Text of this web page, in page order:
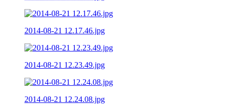
2014-08-21 12.17.46.jpg
2014-08-21 12.23.49.jpg
2014-08-21 12.24.08.jpg